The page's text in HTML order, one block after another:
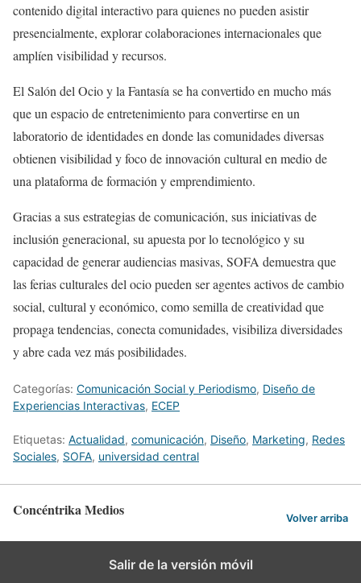
contenido digital interactivo para quienes no pueden asistir
presencialmente, explorar colaboraciones internacionales que
amplíen visibilidad y recursos.
El Salón del Ocio y la Fantasía se ha convertido en mucho más
que un espacio de entretenimiento para convertirse en un
laboratorio de identidades en donde las comunidades diversas
obtienen visibilidad y foco de innovación cultural en medio de
una plataforma de formación y emprendimiento.
Gracias a sus estrategias de comunicación, sus iniciativas de
inclusión generacional, su apuesta por lo tecnológico y su
capacidad de generar audiencias masivas, SOFA demuestra que
las ferias culturales del ocio pueden ser agentes activos de cambio
social, cultural y económico, como semilla de creatividad que
propaga tendencias, conecta comunidades, visibiliza diversidades
y abre cada vez más posibilidades.
Categorías: Comunicación Social y Periodismo, Diseño de
Experiencias Interactivas, ECEP
Etiquetas: Actualidad, comunicación, Diseño, Marketing, Redes
Sociales, SOFA, universidad central
Concéntrika Medios Volver arriba
Salir de la versión móvil